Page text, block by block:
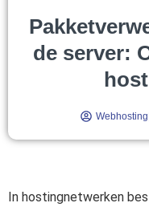
de server:
Webhosting
In hostingnetwerken